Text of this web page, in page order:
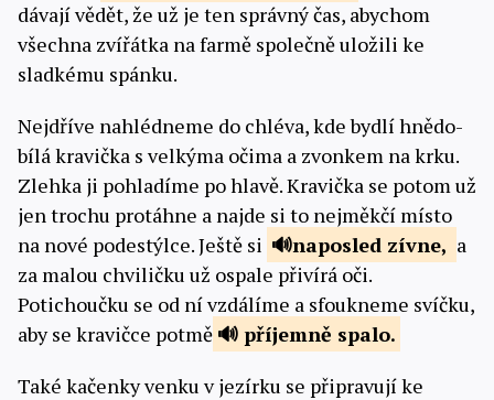
dávají vědět, že už je ten správný čas, abychom
všechna zvířátka na farmě společně uložili ke
sladkému spánku.
Nejdříve nahlédneme do chléva, kde bydlí hnědo-
bílá kravička s velkýma očima a zvonkem na krku.
Zlehka ji pohladíme po hlavě. Kravička se potom už
jen trochu protáhne a najde si to nejměkčí místo
na nové podestýlce. Ještě si
naposled zívne, a
za malou chviličku už ospale přivírá oči.
Potichoučku se od ní vzdálíme a sfoukneme svíčku,
aby se kravičce potmě
příjemně spalo.
Také kačenky venku v jezírku se připravují ke